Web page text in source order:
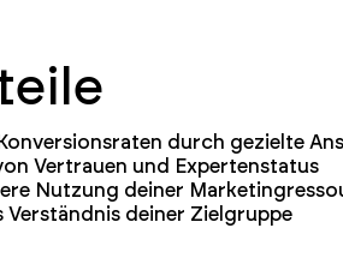
durch gezielte
Vertrauen und Expertenstatus
Nutzung deiner
Verständnis deiner Zielgruppe